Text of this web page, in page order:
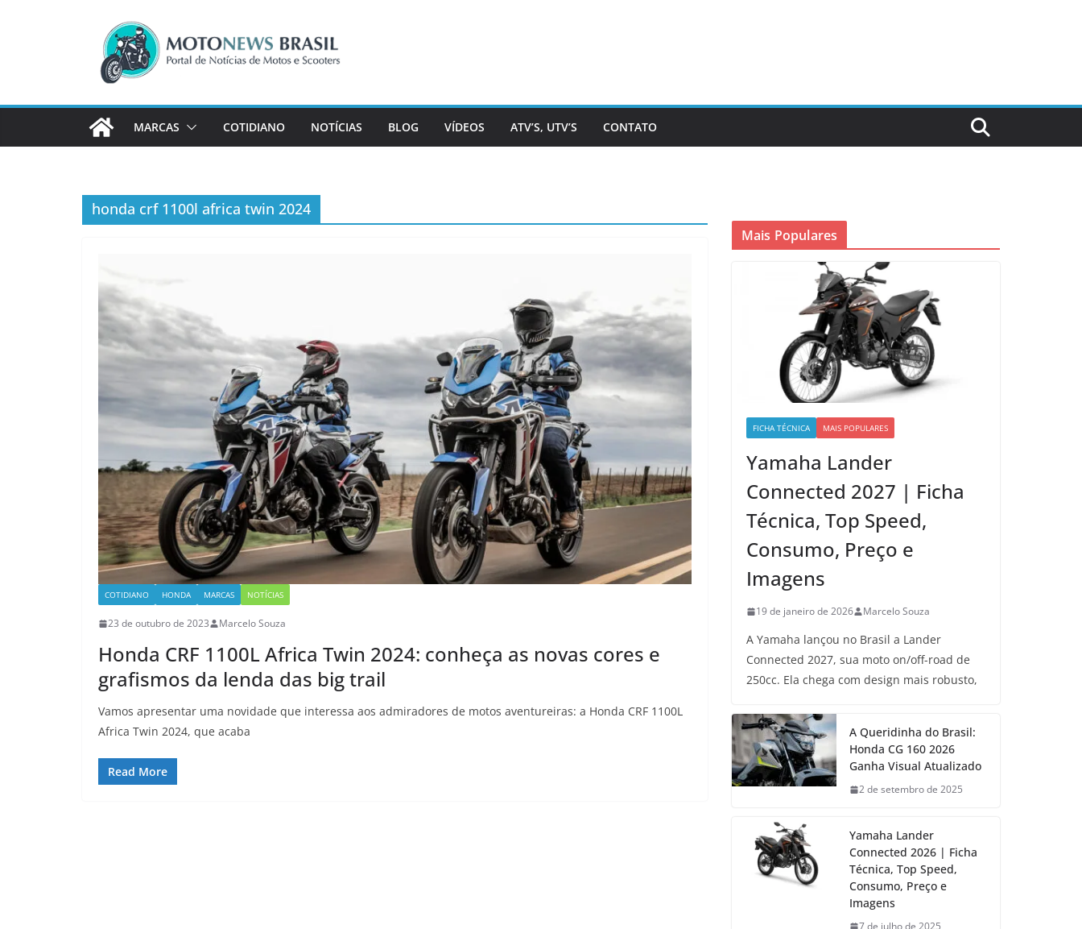
MARCAS COTIDIANO NOTÍCIAS BLOG VÍDEOS ATV’S, UTV’S CONTATO
honda crf 1100l africa twin 2024
COTIDIANO HONDA MARCAS NOTÍCIAS
23 de outubro de 2023 Marcelo Souza
Honda CRF 1100L Africa Twin 2024: conheça as novas cores e
grafismos da lenda das big trail
Vamos apresentar uma novidade que interessa aos admiradores de motos aventureiras: a Honda CRF 1100L
Africa Twin 2024, que acaba
Read More
Mais Populares
FICHA TÉCNICA MAIS POPULARES
Yamaha Lander
Connected 2027 | Ficha
Técnica, Top Speed,
Consumo, Preço e
Imagens
19 de janeiro de 2026 Marcelo Souza
A Yamaha lançou no Brasil a Lander
Connected 2027, sua moto on/off-road de
250cc. Ela chega com design mais robusto,
A Queridinha do Brasil:
Honda CG 160 2026
Ganha Visual Atualizado
2 de setembro de 2025
Yamaha Lander
Connected 2026 | Ficha
Técnica, Top Speed,
Consumo, Preço e
Imagens